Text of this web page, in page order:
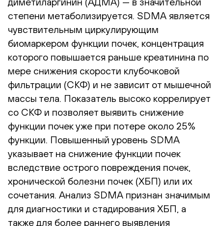
степени метаболизируется. SDMA является
чувствительным циркулирующим
биомаркером функции почек, концентрация
которого повышается раньше креатинина по
мере снижения скорости клубочковой
фильтрации (СКФ) и не зависит от мышечной
массы тела. Показатель высоко коррелирует
со СКФ и позволяет выявить снижение
функции почек уже при потере около 25%
функции. Повышенный уровень SDMA
указывает на снижение функции почек
вследствие острого повреждения почек,
хронической болезни почек (ХБП) или их
сочетания. Анализ SDMA признан значимым
для диагностики и стадирования ХБП, а
также для более раннего выявления